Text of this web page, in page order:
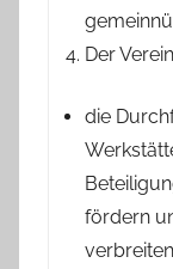
Der
die
fördern
verbreiten